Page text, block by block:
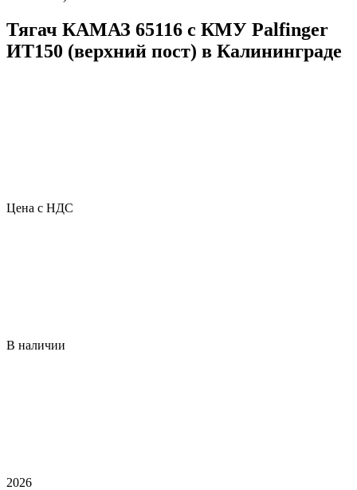
Тягач КАМАЗ 65116 с КМУ Palfinger
ИТ150 (верхний пост) в Калининграде
Цена с НДС
В наличии
2026